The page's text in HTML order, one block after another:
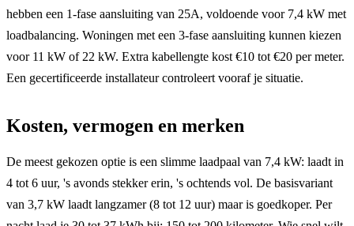
hebben een 1-fase aansluiting van 25A, voldoende voor 7,4 kW met
loadbalancing. Woningen met een 3-fase aansluiting kunnen kiezen
voor 11 kW of 22 kW. Extra kabellengte kost €10 tot €20 per meter.
Een gecertificeerde installateur controleert vooraf je situatie.
Kosten, vermogen en merken
De meest gekozen optie is een slimme laadpaal van 7,4 kW: laadt in
4 tot 6 uur, 's avonds stekker erin, 's ochtends vol. De basisvariant
van 3,7 kW laadt langzamer (8 tot 12 uur) maar is goedkoper. Per